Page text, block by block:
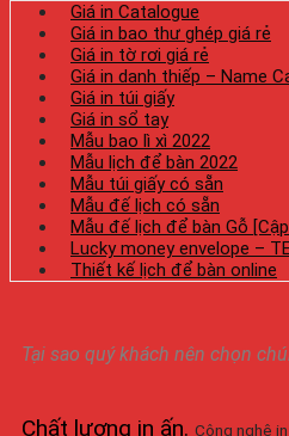
Giá in Catalogue
Giá in bao thư ghép giá rẻ
Giá in tờ rơi giá rẻ
Giá in danh thiếp – Name
Giá in túi giấy
Giá in sổ tay
Mẫu bao lì xì 2022
Mẫu lịch để bàn 2022
Mẫu túi giấy có sẵn
Mẫu đế lịch có sẵn
Mẫu đế lịch để bàn Gỗ
Lucky money envelope –
Thiết kế lịch để bàn online
Tại sao quý khách nên chọn
Chất lượng in ấn. Công nghệ